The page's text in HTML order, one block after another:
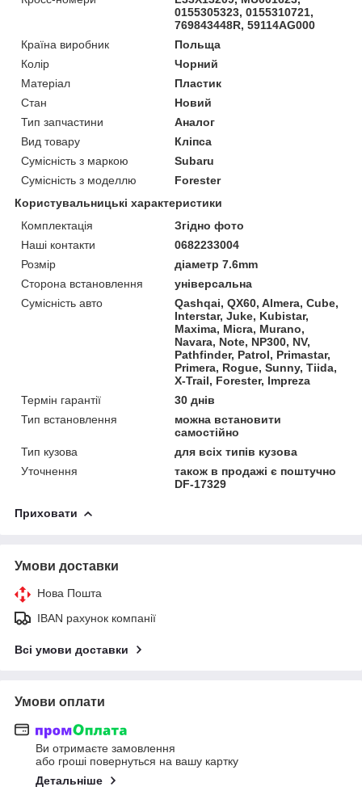
0155305323, 0155310721,
769843448R, 59114AG000
Країна виробник
Польща
Колір
Чорний
Матеріал
Пластик
Стан
Новий
Тип запчастини
Аналог
Вид товару
Кліпса
Сумісність з маркою
Subaru
Сумісність з моделлю
Forester
Користувальницькі характеристики
Комплектація
Згідно фото
Наші контакти
0682233004
Розмір
діаметр 7.6mm
Сторона встановлення
універсальна
Сумісність авто
Qashqai, QX60, Almera, Cube,
Interstar, Juke, Kubistar,
Maxima, Micra, Murano,
Navara, Note, NP300, NV,
Pathfinder, Patrol, Primastar,
Primera, Rogue, Sunny, Tiida,
X-Trail, Forester, Impreza
Термін гарантії
30 днів
Тип встановлення
можна встановити
самостійно
Тип кузова
для всіх типів кузова
Уточнення
також в продажі є поштучно
DF-17329
Приховати
Умови доставки
Нова Пошта
IBAN рахунок компанії
Всі умови доставки
Умови оплати
Ви отримаєте замовлення
або гроші повернуться на вашу картку
Детальніше